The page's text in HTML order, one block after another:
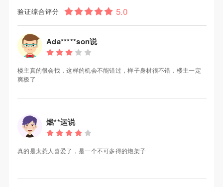
验证综合评分
Ada*****son说
楼主真的很会找，这样的机会不能错过，样子身材很不错，楼主一定
爽极了
燃**运说
真的是太惹人喜爱了，是一个不可多得的炮架子